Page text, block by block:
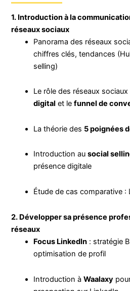
1. Introduction à la
réseaux sociaux
Panorama des réseaux
chiffres clés, tendances
selling)
Le rôle des réseaux
digital et lefunnel de
La théorie des 5 poignées
Introduction ausocial
présence digitale
Étude de cas comparative
2. Développer sa présence
réseaux
Focus LinkedIn : stratégie
optimisation de profil
Introduction àWaalaxy